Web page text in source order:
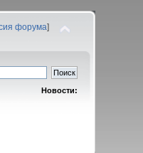
форума]
Новости: